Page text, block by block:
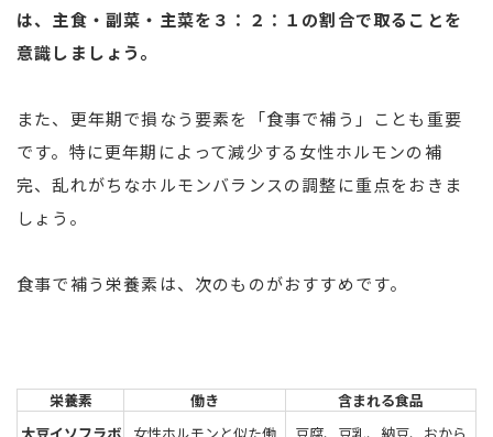
は、主食・副菜・主菜を３：２：１の割合で取ることを
意識しましょう。
また、更年期で損なう要素を「食事で補う」ことも重要
です。特に更年期によって減少する女性ホルモンの補
完、乱れがちなホルモンバランスの調整に重点をおきま
しょう。
食事で補う栄養素は、次のものがおすすめです。
栄養素 働き
含まれる食品